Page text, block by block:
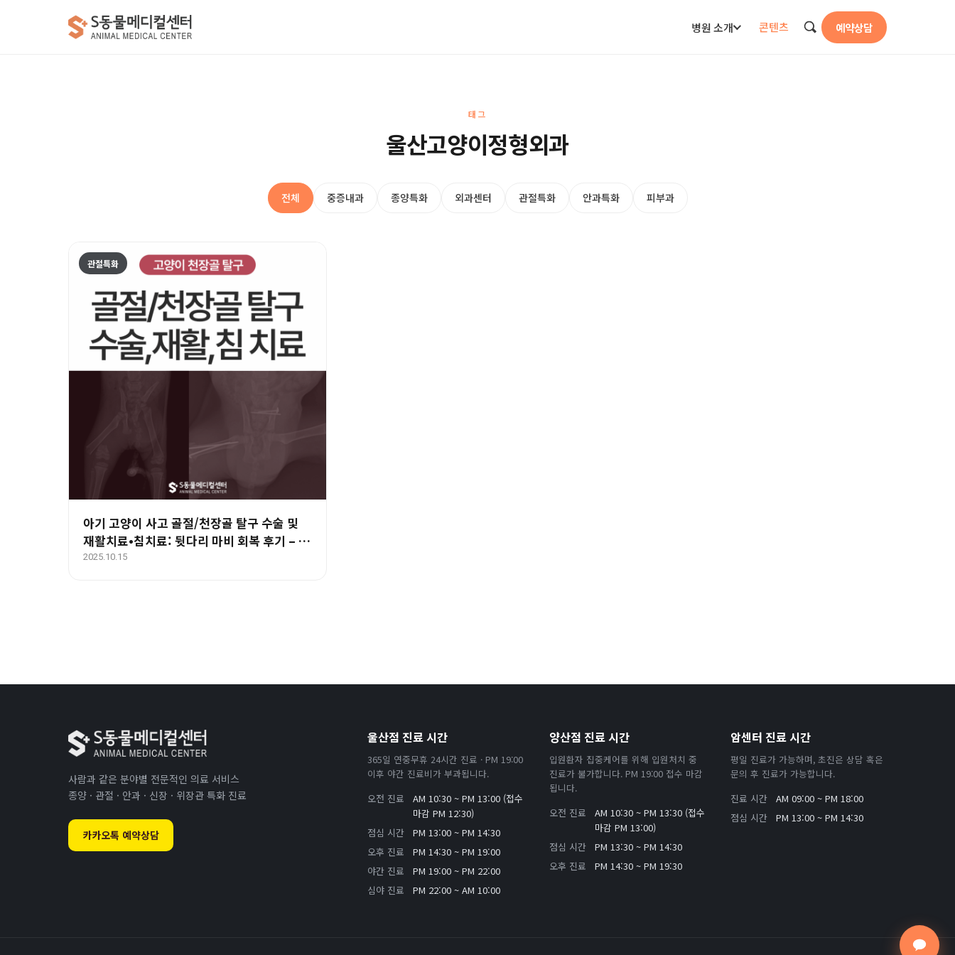
병원 소개 콘텐츠 예약상담
태그
울산고양이정형외과
전체 중증내과 종양특화 외과센터 관절특화 안과특화 피부과
관절특화
아기 고양이 사고 골절/천장골 탈구 수술 및
재활치료•침치료: 뒷다리 마비 회복 후기 – 울
산 에스동물병원
2025.10.15
사람과 같은 분야별 전문적인 의료 서비스
종양 · 관절 · 안과 · 신장 · 위장관 특화 진료
카카오톡 예약상담
울산점 진료 시간
365일 연중무휴 24시간 진료 · PM 19:00
이후 야간 진료비가 부과됩니다.
오전 진료
AM 10:30 ~ PM 13:00 (접수
마감 PM 12:30)
점심 시간
PM 13:00 ~ PM 14:30
오후 진료
PM 14:30 ~ PM 19:00
야간 진료
PM 19:00 ~ PM 22:00
심야 진료
PM 22:00 ~ AM 10:00
양산점 진료 시간
입원환자 집중케어를 위해 입원처치 중
진료가 불가합니다. PM 19:00 접수 마감
됩니다.
오전 진료
AM 10:30 ~ PM 13:30 (접수
마감 PM 13:00)
점심 시간
PM 13:30 ~ PM 14:30
오후 진료
PM 14:30 ~ PM 19:30
암센터 진료 시간
평일 진료가 가능하며, 초진은 상담 혹은
문의 후 진료가 가능합니다.
진료 시간
AM 09:00 ~ PM 18:00
점심 시간
PM 13:00 ~ PM 14:30